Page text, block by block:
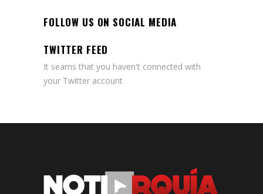
FOLLOW US ON SOCIAL MEDIA
TWITTER FEED
It seams that you haven't connected with
your Twitter account